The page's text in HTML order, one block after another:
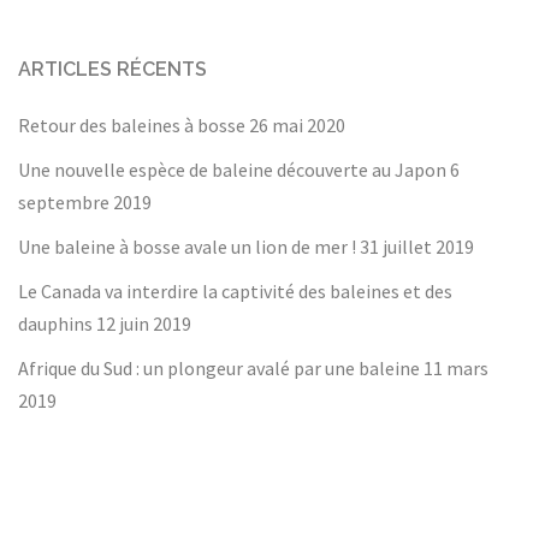
ARTICLES RÉCENTS
Retour des baleines à bosse 26 mai 2020
Une nouvelle espèce de baleine découverte au Japon 6
septembre 2019
Une baleine à bosse avale un lion de mer ! 31 juillet 2019
Le Canada va interdire la captivité des baleines et des
dauphins 12 juin 2019
Afrique du Sud : un plongeur avalé par une baleine 11 mars
2019